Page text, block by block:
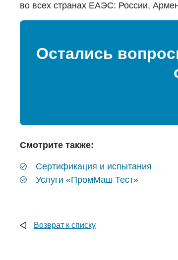
во всех странах ЕАЭС: России,
Остались
Смотрите также:
Сертификация и испытания
Услуги «ПромМаш Тест»
Возврат к списку